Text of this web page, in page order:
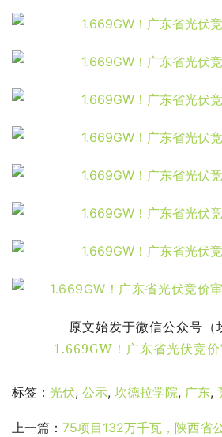
原文始发于微信公众号（
1.669GW！广东省光伏竞
标签： 光伏, 公示, 坎德拉学院, 广东,
上一篇： 75项目132万千瓦，陕西省